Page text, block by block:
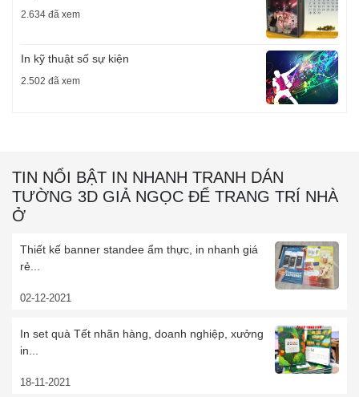
2.634 đã xem
In kỹ thuật số sự kiện
2.502 đã xem
TIN NỔI BẬT IN NHANH TRANH DÁN
TƯỜNG 3D GIẢ NGỌC ĐỂ TRANG TRÍ NHÀ
Ở
Thiết kế banner standee ẩm thực, in nhanh giá
rẻ...
02-12-2021
In set quà Tết nhãn hàng, doanh nghiệp, xưởng
in...
18-11-2021